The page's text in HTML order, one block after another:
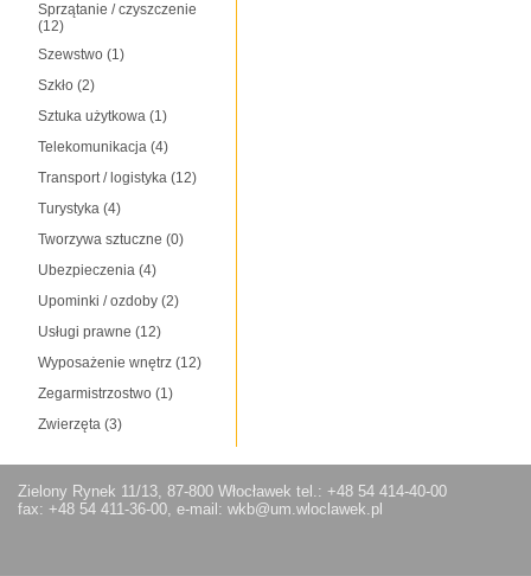
Sprzątanie / czyszczenie
(12)
Szewstwo (1)
Szkło (2)
Sztuka użytkowa (1)
Telekomunikacja (4)
Transport / logistyka (12)
Turystyka (4)
Tworzywa sztuczne (0)
Ubezpieczenia (4)
Upominki / ozdoby (2)
Usługi prawne (12)
Wyposażenie wnętrz (12)
Zegarmistrzostwo (1)
Zwierzęta (3)
Zielony Rynek 11/13, 87-800 Włocławek tel.: +48 54 414-40-00
fax: +48 54 411-36-00, e-mail: wkb@um.wloclawek.pl